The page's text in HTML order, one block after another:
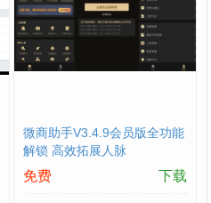
微商助手V3.4.9会员版全功能
解锁 高效拓展人脉
免费 下载